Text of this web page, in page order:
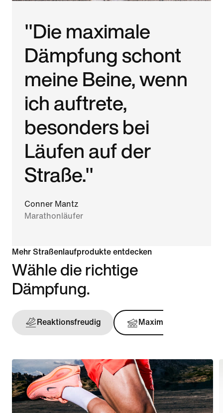
"Die maximale
Dämpfung schont
meine Beine, wenn
ich auftrete,
besonders bei
Läufen auf der
Straße."
Conner Mantz
Marathonläufer
Mehr Straßenlaufprodukte entdecken
Wähle die richtige
Dämpfung.
Reaktionsfreudig Maximal